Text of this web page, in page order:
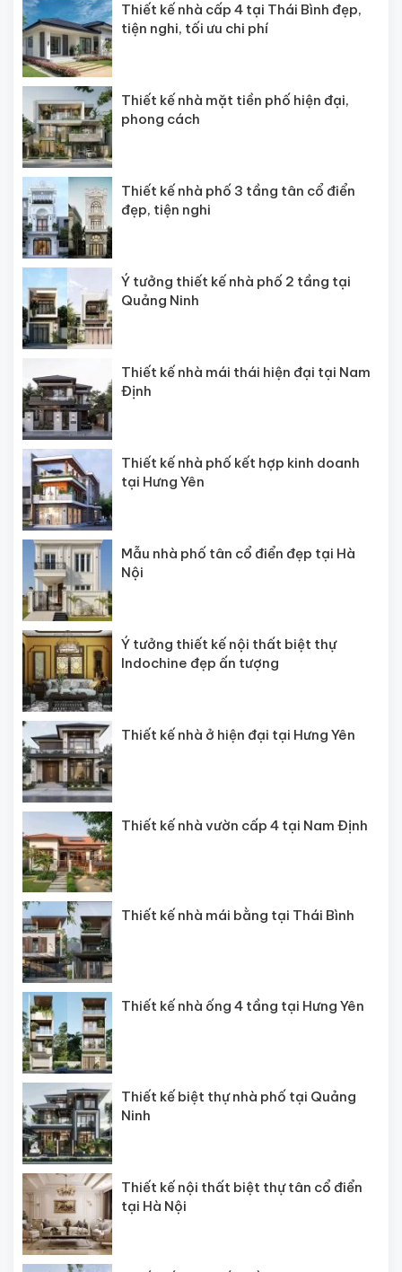
Thiết kế nhà cấp 4 tại Thái Bình đẹp,
tiện nghi, tối ưu chi phí
Thiết kế nhà mặt tiền phố hiện đại,
phong cách
Thiết kế nhà phố 3 tầng tân cổ điển
đẹp, tiện nghi
Ý tưởng thiết kế nhà phố 2 tầng tại
Quảng Ninh
Thiết kế nhà mái thái hiện đại tại Nam
Định
Thiết kế nhà phố kết hợp kinh doanh
tại Hưng Yên
Mẫu nhà phố tân cổ điển đẹp tại Hà
Nội
Ý tưởng thiết kế nội thất biệt thự
Indochine đẹp ấn tượng
Thiết kế nhà ở hiện đại tại Hưng Yên
Thiết kế nhà vườn cấp 4 tại Nam Định
Thiết kế nhà mái bằng tại Thái Bình
Thiết kế nhà ống 4 tầng tại Hưng Yên
Thiết kế biệt thự nhà phố tại Quảng
Ninh
Thiết kế nội thất biệt thự tân cổ điển
tại Hà Nội